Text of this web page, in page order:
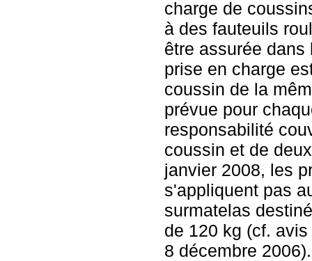
charge de
à des fauteuils
être assurée
prise en charge
coussin de la
prévue pour
responsabilité
coussin et de
janvier 2008, les
s'appliquent pas
surmatelas
de 120 kg (cf.
8 décembre 2006).